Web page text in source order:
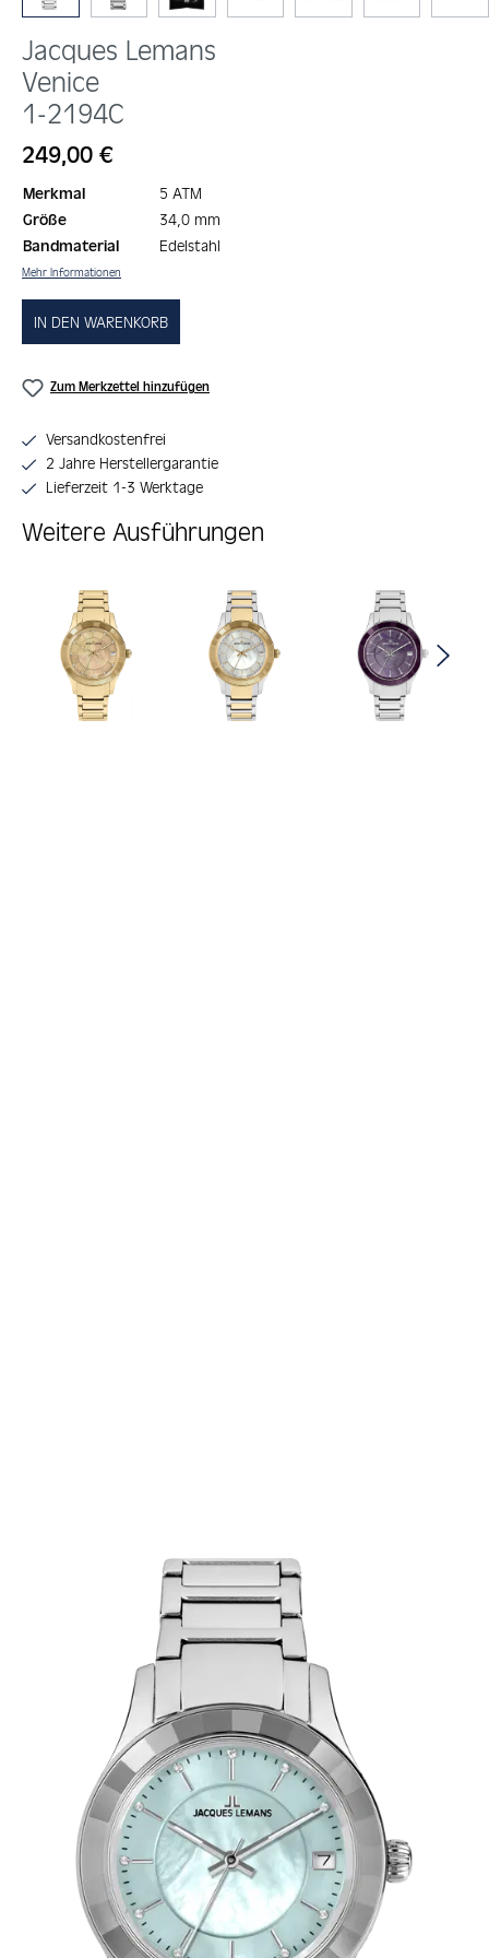
Jacques Lemans
Venice
1-2194C
Regulärer Preis:
249,00 €
Merkmal
5 ATM
Größe
34,0 mm
Bandmaterial
Edelstahl
Mehr Informationen
IN DEN WARENKORB
Zum Merkzettel hinzufügen
Versandkostenfrei
2 Jahre Herstellergarantie
Lieferzeit 1-3 Werktage
Weitere Ausführungen
Produktgalerie überspringen